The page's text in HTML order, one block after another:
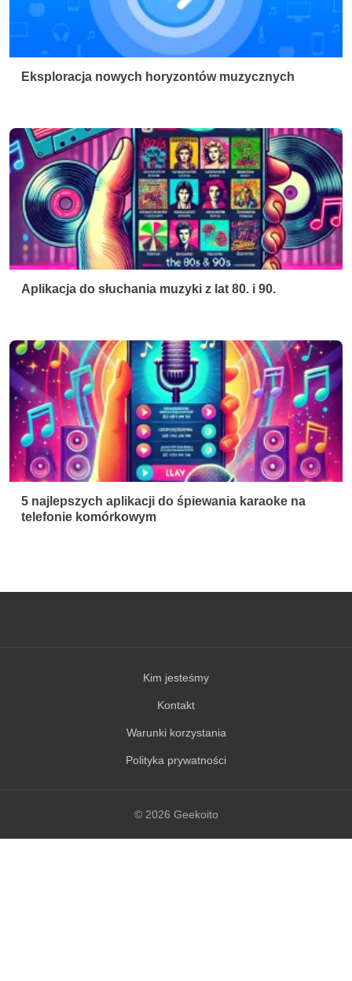
Eksploracja nowych horyzontów muzycznych
Aplikacja do słuchania muzyki z lat 80. i 90.
5 najlepszych aplikacji do śpiewania karaoke na
telefonie komórkowym
Kim jesteśmy
Kontakt
Warunki korzystania
Polityka prywatności
© 2026 Geekoito